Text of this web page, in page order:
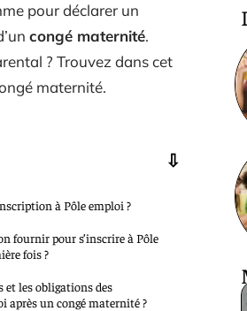
pour déclarer un
congé maternité.
? Trouvez dans cet
maternité.
à Pôle emploi ?
fournir pour s’inscrire à Pôle
fois ?
et les obligations des
après un congé maternité ?